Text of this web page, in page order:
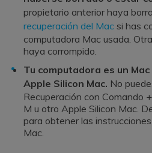
propietario anterior haya
recuperación del Mac si has
computadora Mac usada.
haya corrompido.
Tu computadora es un
Apple Silicon Mac. No
Recuperación con Comando
M u otro Apple Silicon Mac.
para obtener las
Mac.